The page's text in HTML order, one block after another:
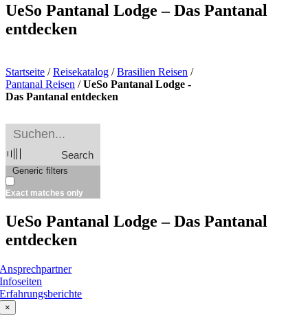
UeSo Pantanal Lodge – Das Pantanal
entdecken
Startseite /Reisekatalog /Brasilien Reisen /
Pantanal Reisen /UeSo Pantanal Lodge -
Das Pantanal entdecken
Search
Generic filters
Exact matches only
UeSo Pantanal Lodge – Das Pantanal
entdecken
Ansprechpartner
Infoseiten
Erfahrungsberichte
×